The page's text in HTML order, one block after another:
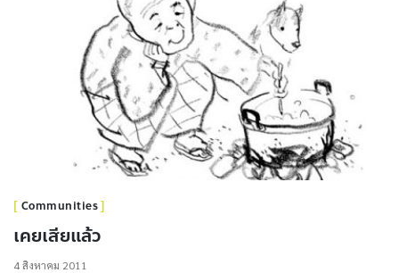
Communities
เคยเสียแล้ว
4 สิงหาคม 2011